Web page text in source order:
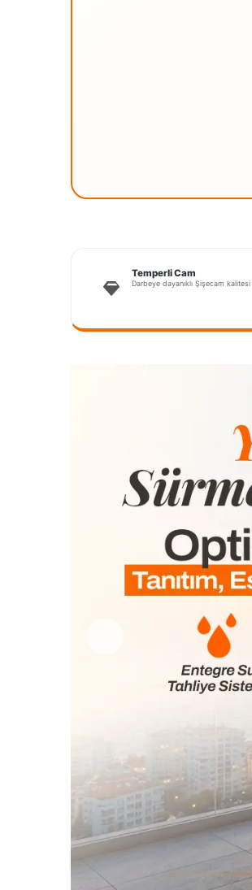
Temperli Cam
Darbeye dayanıklı Şişecam kalitesi